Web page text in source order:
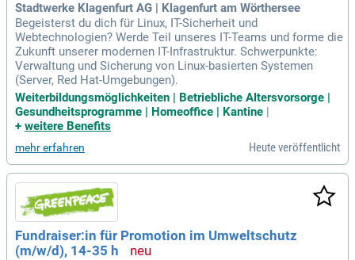
Stadtwerke Klagenfurt AG | Klagenfurt am Wörthersee
Begeisterst du dich für Linux, IT-Sicherheit und
Webtechnologien? Werde Teil unseres IT-Teams und forme die
Zukunft unserer modernen IT-Infrastruktur. Schwerpunkte:
Verwaltung und Sicherung von Linux-basierten Systemen
(Server, Red Hat-Umgebungen).
Weiterbildungsmöglichkeiten | Betriebliche Altersvorsorge |
Gesundheitsprogramme | Homeoffice | Kantine
+ weitere Benefits
mehr erfahren Heute veröffentlicht
Fundraiser:in für Promotion im Umweltschutz
(m/w/d), 14-35 h